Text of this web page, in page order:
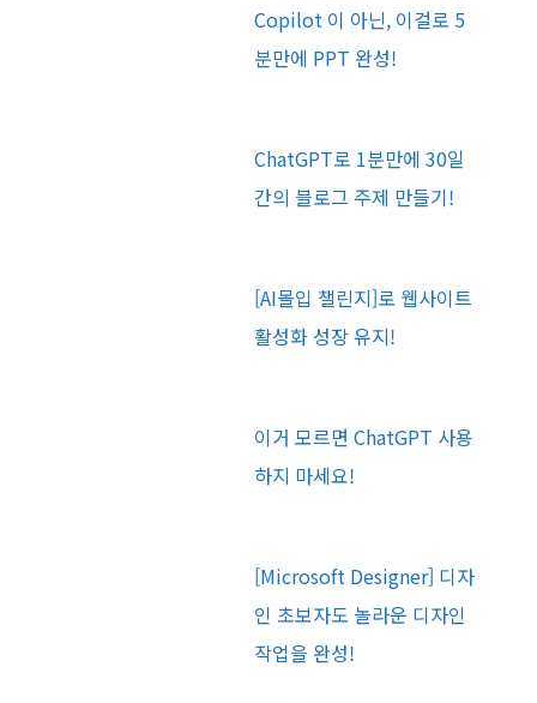
Copilot 이 아닌, 이걸로 5
분만에 PPT 완성!
ChatGPT로 1분만에 30일
간의 블로그 주제 만들기!
[AI몰입 챌린지]로 웹사이트
활성화 성장 유지!
이거 모르면 ChatGPT 사용
하지 마세요!
[Microsoft Designer] 디자
인 초보자도 놀라운 디자인
작업을 완성!